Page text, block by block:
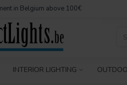
in Belgium above 100€
INTERIOR LIGHTING